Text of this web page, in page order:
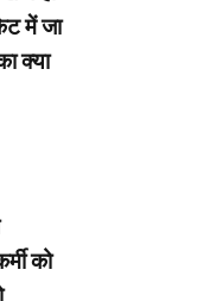
में जा
क्या
को